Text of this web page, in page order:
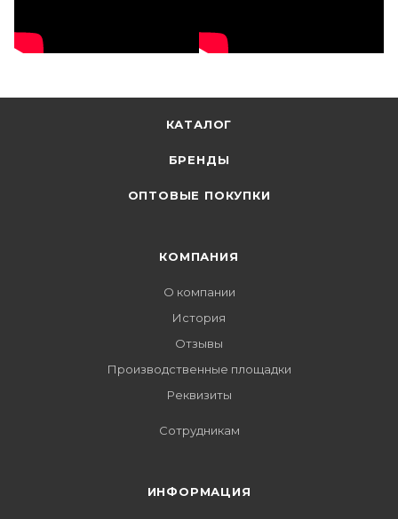
КАТАЛОГ
БРЕНДЫ
ОПТОВЫЕ ПОКУПКИ
КОМПАНИЯ
О компании
История
Отзывы
Производственные площадки
Реквизиты
Сотрудникам
ИНФОРМАЦИЯ